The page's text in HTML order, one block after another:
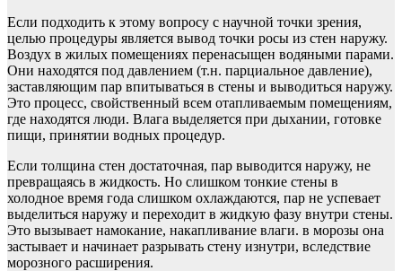
Если подходить к этому вопросу с научной точки зрения,
целью процедуры является вывод точки росы из стен наружу.
Воздух в жилых помещениях перенасыщен водяными парами.
Они находятся под давлением (т.н. парциальное давление),
заставляющим пар впитываться в стены и выводиться наружу.
Это процесс, свойственный всем отапливаемым помещениям,
где находятся люди. Влага выделяется при дыхании, готовке
пищи, принятии водных процедур.
Если толщина стен достаточная, пар выводится наружу, не
превращаясь в жидкость. Но слишком тонкие стены в
холодное время года слишком охлаждаются, пар не успевает
выделиться наружу и переходит в жидкую фазу внутри стены.
Это вызывает намокание, накапливание влаги. в морозы она
застывает и начинает разрывать стену изнутри, вследствие
морозного расширения.